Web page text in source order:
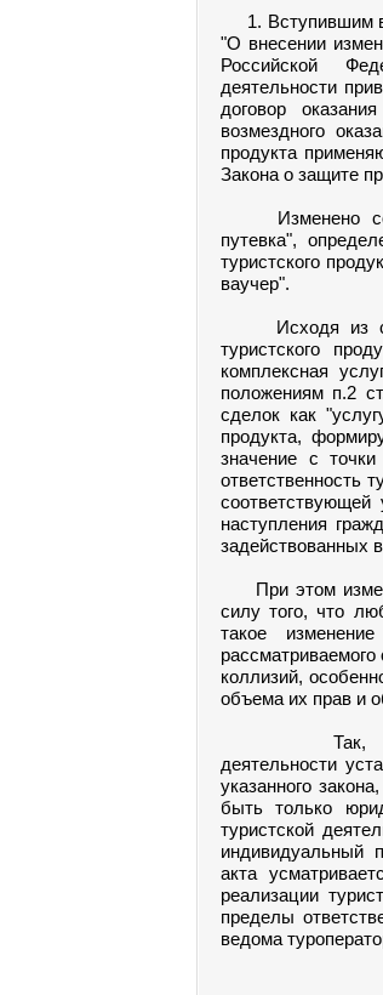
1. Вступившим в
"О внесении
Российской
деятельности
договор
возмездного
продукта
Закона о защите
Изменено
путевка",
туристского
ваучер".
Исходя из
туристского
комплексная
положениям п.2
сделок как
продукта,
значение с
ответственность
наступления
задействованных
При этом
силу того, что
такое
рассматриваемого
коллизий,
объема их прав и
Так,
деятельности
указанного
быть только
туристской
индивидуальный
акта
реализации
пределы
ведома